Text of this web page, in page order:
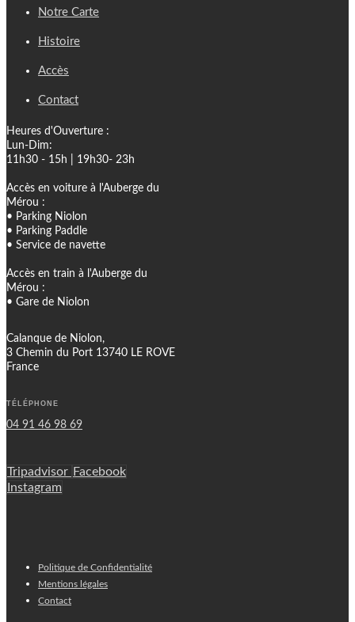
Notre Carte
Histoire
Accès
Contact
Heures d'Ouverture :
Lun-Dim:
11h30 - 15h | 19h30- 23h
Accès en voiture à l'Auberge du
Mérou :
• Parking Niolon
• Parking Paddle
• Service de navette
Accès en train à l'Auberge du
Mérou :
• Gare de Niolon
Calanque de Niolon,
3 Chemin du Port 13740 LE ROVE
France
TÉLÉPHONE
04 91 46 98 69
Tripadvisor Facebook
Instagram
Politique de Confidentialité
Mentions légales
Contact